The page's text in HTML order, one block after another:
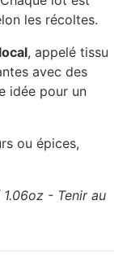
les récoltes.
, appelé tissu
avec des
idée pour un
ou épices,
- Tenir au